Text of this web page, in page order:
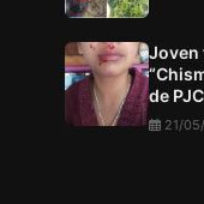
Joven
de PJC
21/